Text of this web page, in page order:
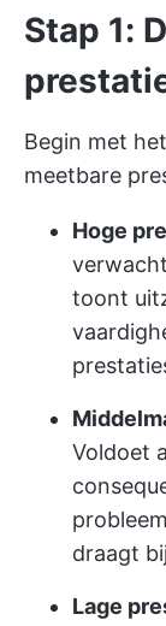
Stap 1:
Begin met
meetbare
Hoge
toont
Voldoet
draagt
Lage